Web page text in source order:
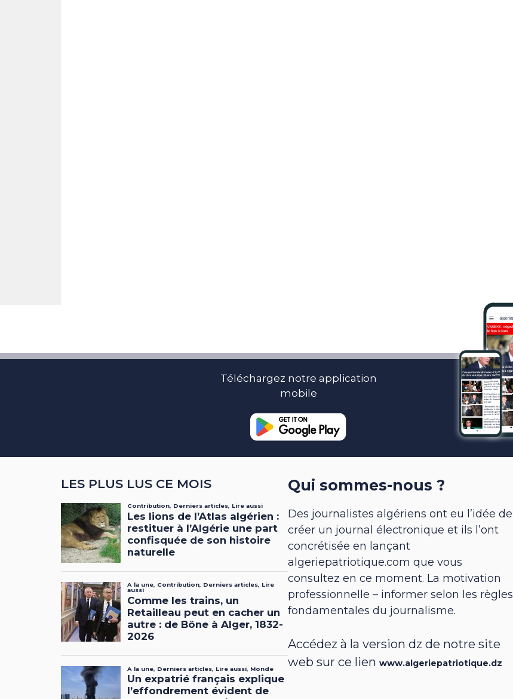
Téléchargez notre application
mobile
LES PLUS LUS CE MOIS Qui sommes-nous ?
Des journalistes algériens ont eu l’idée de
créer un journal électronique et ils l’ont
concrétisée en lançant
algeriepatriotique.com que vous
consultez en ce moment. La motivation
professionnelle – informer selon les règles
fondamentales du journalisme.
Accédez à la version dz de notre site
web sur ce lienwww.algeriepatriotique.dz